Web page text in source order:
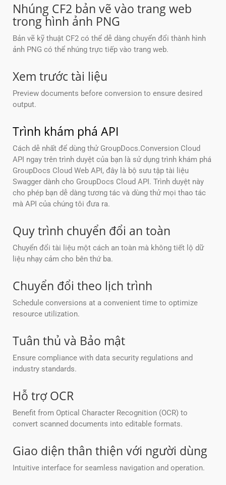
Nhúng CF2 bản vẽ vào trang web
trong hình ảnh PNG
Bản vẽ kỹ thuật CF2 có thể dễ dàng chuyển đổi thành hình
ảnh PNG có thể nhúng trực tiếp vào trang web.
Xem trước tài liệu
Preview documents before conversion to ensure desired
output.
Trình khám phá API
Cách dễ nhất để dùng thử GroupDocs.Conversion Cloud
API ngay trên trình duyệt của bạn là sử dụng trình khám phá
GroupDocs Cloud Web API, đây là bộ sưu tập tài liệu
Swagger dành cho GroupDocs Cloud API. Trình duyệt này
cho phép bạn dễ dàng tương tác và dùng thử mọi thao tác
mà API của chúng tôi đưa ra.
Quy trình chuyển đổi an toàn
Chuyển đổi tài liệu một cách an toàn mà không tiết lộ dữ
liệu nhạy cảm cho bên thứ ba.
Chuyển đổi theo lịch trình
Schedule conversions at a convenient time to optimize
resource utilization.
Tuân thủ và Bảo mật
Ensure compliance with data security regulations and
industry standards.
Hỗ trợ OCR
Benefit from Optical Character Recognition (OCR) to
convert scanned documents into editable formats.
Giao diện thân thiện với người dùng
Intuitive interface for seamless navigation and operation.